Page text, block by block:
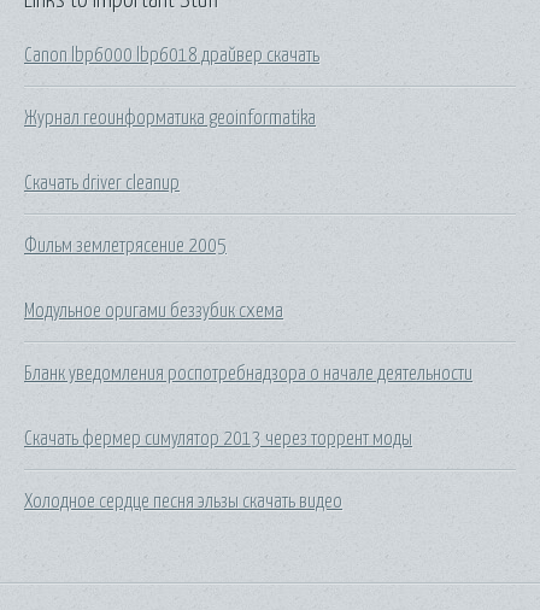
Canon lbp6000 lbp6018 драйвер скачать
Журнал геоинформатика geoinformatika
Скачать driver cleanup
Фильм землетрясение 2005
Модульное оригами беззубик схема
Бланк уведомления роспотребнадзора о начале деятельности
Скачать фермер симулятор 2013 через торрент моды
Холодное сердце песня эльзы скачать видео